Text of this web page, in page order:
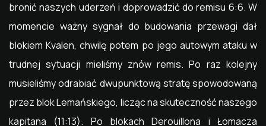
bronić naszych uderzeń i doprowadzić do remisu 6:6. W
momencie ważny sygnał do budowania przewagi dał
blokiem Kvalen, chwilę potem po jego autowym ataku w
trudnej sytuacji mieliśmy znów remis. Po raz kolejny
musieliśmy odrabiać dwupunktową stratę spowodowaną
przez blok Lemańskiego, licząc na skuteczność naszego
kapitana (11:13). Po blokach Derouillona i Łomacza